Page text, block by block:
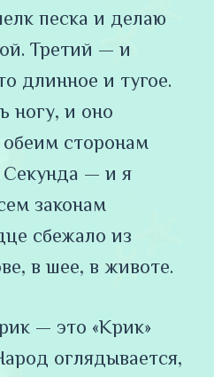
песка и делаю
Третий — и
длинное и тугое.
ногу, и оно
сторонам
— и я
законам
сбежало из
в шее, в животе.
— это «Крик»
оглядывается,